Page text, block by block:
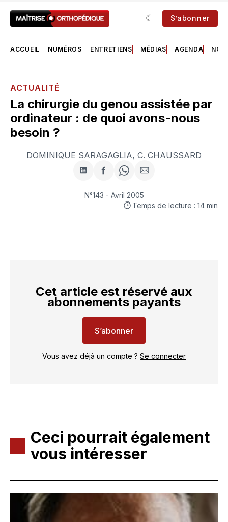
S’abonner
ACCUEIL NUMÉROS ENTRETIENS MÉDIAS AGENDA NOS
ACTUALITÉ
La chirurgie du genou assistée par
ordinateur : de quoi avons-nous
besoin ?
DOMINIQUE SARAGAGLIA, C. CHAUSSARD
Partager
sur
LinkedIn
Partager
sur
Facebook
Share
on
WhatsApp
Partager
par
N°143 - Avril 2005
Temps de lecture : 14 min
Cet article est réservé aux
abonnements payants
S’abonner
Vous avez déjà un compte ? Se connecter
Ceci pourrait également
vous intéresser